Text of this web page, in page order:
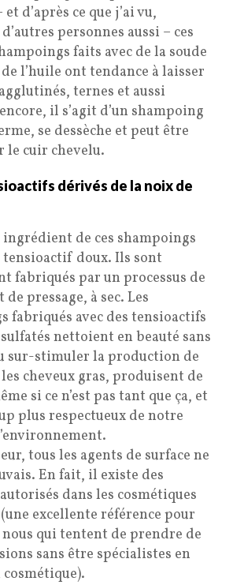
d’après ce que j’ai vu,
personnes aussi – ces
faits avec de la soude
l’huile ont tendance à laisser
ternes et aussi
il s’agit d’un shampoing
se dessèche et peut être
cuir chevelu.
dérivés de la noix de
de ces shampoings
tensioactif doux. Ils sont
fabriqués par un processus de
pressage, à sec. Les
fabriqués avec des tensioactifs
nettoient en beauté sans
sur-stimuler la production de
cheveux gras, produisent de
si ce n’est pas tant que ça, et
plus respectueux de notre
tous les agents de surface ne
En fait, il existe des
dans les cosmétiques
excellente référence pour
nous qui tentent de prendre de
sans être spécialistes en